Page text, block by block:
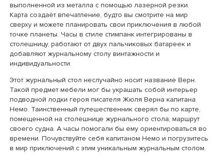
выполненной из металла с помощью лазерной резки.
Карта создаёт впечатление, будто вы смотрите на мир
сверху и можете планировать свои приключения в любой
точке планеты. Часы в стиле стимпанк интегрированы в
столешницу, работают от двух пальчиковых батареек и
добавляют журнальному столу винтажности и
индивидуальности.
Этот журнальный стол неслучайно носит название Верн.
Такой предмет мебели мог бы украшать собой интерьер
подводной лодки героя писателя Жюля Верна капитана
Немо. Таинственный путешественник сверял бы по карте,
помещенной на столешнице журнального стола, маршрут
своего судна. А часы помогали бы ему ориентироваться во
времени. Почувствуйте себя капитаном Немо и погрузитесь
в мир приключений с этим уникальным журнальным столом.